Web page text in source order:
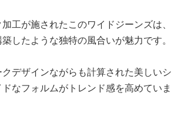
着風デニムワイドパンツ
スタイルを求めるメンズにぴったりの